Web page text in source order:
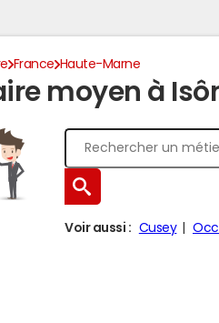
France Haute-Marne
moyen à
Voir aussi : Cusey